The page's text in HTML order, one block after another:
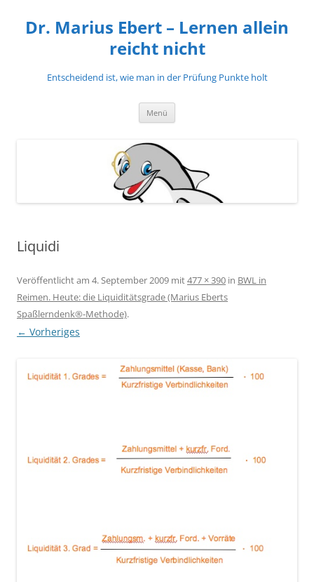
springen
Dr. Marius Ebert – Lernen allein
reicht nicht
Entscheidend ist, wie man in der Prüfung Punkte holt
Menü
Liquidi
Veröffentlicht am 4. September 2009 mit477 × 390 in BWL in
Reimen. Heute: die Liquiditätsgrade (Marius Eberts
Spaßlerndenk®-Methode).
← Vorheriges